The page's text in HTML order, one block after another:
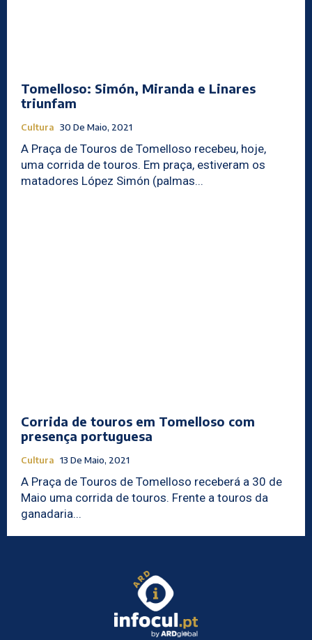
Tomelloso: Simón, Miranda e Linares
triunfam
Cultura 30 De Maio, 2021
A Praça de Touros de Tomelloso recebeu, hoje,
uma corrida de touros. Em praça, estiveram os
matadores López Simón (palmas...
Corrida de touros em Tomelloso com
presença portuguesa
Cultura 13 De Maio, 2021
A Praça de Touros de Tomelloso receberá a 30 de
Maio uma corrida de touros. Frente a touros da
ganadaria...